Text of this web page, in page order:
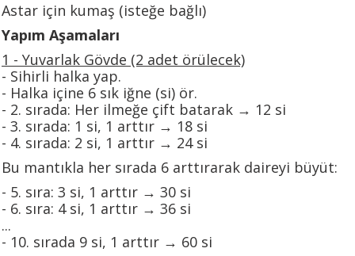
Astar için kumaş (isteğe bağlı)
Yapım Aşamaları
1️ - Yuvarlak Gövde (2 adet örülecek)
- Sihirli halka yap.
- Halka içine 6 sık iğne (si) ör.
- 2. sırada: Her ilmeğe çift batarak → 12 si
- 3. sırada: 1 si, 1 arttır → 18 si
- 4. sırada: 2 si, 1 arttır → 24 si
Bu mantıkla her sırada 6 arttırarak daireyi büyüt:
- 5. sıra: 3 si, 1 arttır → 30 si
- 6. sıra: 4 si, 1 arttır → 36 si
...
- 10. sırada 9 si, 1 arttır → 60 si